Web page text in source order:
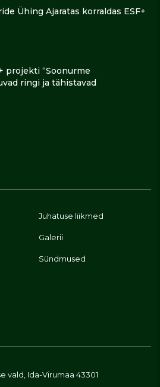
Ühing Ajaratas korraldas ESF+
projekti “Soonurme
ringi ja tähistavad
Juhatuse liikmed
Galerii
Sündmused
vald, Ida-Virumaa 43301